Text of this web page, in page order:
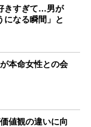
きすぎて…男が
になる瞬間」と
本命女性との会
値観の違いに向